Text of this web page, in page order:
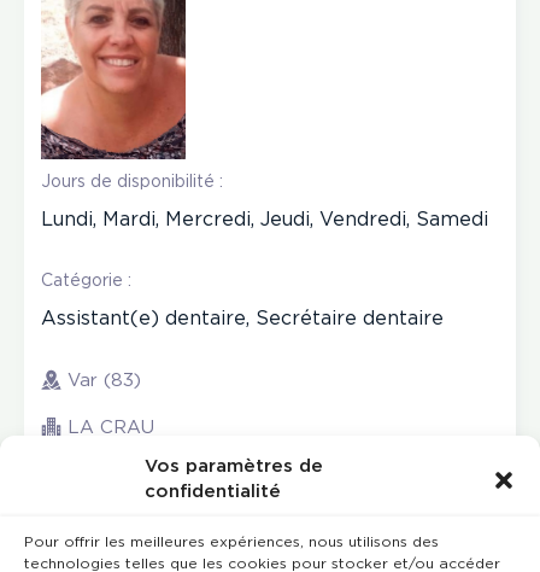
Vos paramètres de
confidentialité
Pour offrir les meilleures expériences, nous utilisons des
technologies telles que les cookies pour stocker et/ou accéder
Jours de disponibilité :
Lundi, Mardi, Mercredi, Jeudi, Vendredi, Samedi
Catégorie :
Assistant(e) dentaire, Secrétaire dentaire
Var (83)
LA CRAU